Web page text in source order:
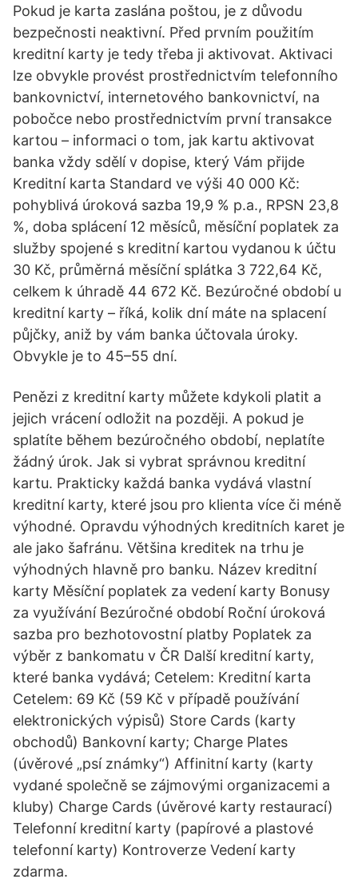
Pokud je karta zaslána poštou, je z důvodu
bezpečnosti neaktivní. Před prvním použitím
kreditní karty je tedy třeba ji aktivovat. Aktivaci
lze obvykle provést prostřednictvím telefonního
bankovnictví, internetového bankovnictví, na
pobočce nebo prostřednictvím první transakce
kartou – informaci o tom, jak kartu aktivovat
banka vždy sdělí v dopise, který Vám přijde
Kreditní karta Standard ve výši 40 000 Kč:
pohyblivá úroková sazba 19,9 % p.a., RPSN 23,8
%, doba splácení 12 měsíců, měsíční poplatek za
služby spojené s kreditní kartou vydanou k účtu
30 Kč, průměrná měsíční splátka 3 722,64 Kč,
celkem k úhradě 44 672 Kč. Bezúročné období u
kreditní karty – říká, kolik dní máte na splacení
půjčky, aniž by vám banka účtovala úroky.
Obvykle je to 45–55 dní.
Penězi z kreditní karty můžete kdykoli platit a
jejich vrácení odložit na později. A pokud je
splatíte během bezúročného období, neplatíte
žádný úrok. Jak si vybrat správnou kreditní
kartu. Prakticky každá banka vydává vlastní
kreditní karty, které jsou pro klienta více či méně
výhodné. Opravdu výhodných kreditních karet je
ale jako šafránu. Většina kreditek na trhu je
výhodných hlavně pro banku. Název kreditní
karty Měsíční poplatek za vedení karty Bonusy
za využívání Bezúročné období Roční úroková
sazba pro bezhotovostní platby Poplatek za
výběr z bankomatu v ČR Další kreditní karty,
které banka vydává; Cetelem: Kreditní karta
Cetelem: 69 Kč (59 Kč v případě používání
elektronických výpisů) Store Cards (karty
obchodů) Bankovní karty; Charge Plates
(úvěrové „psí známky“) Affinitní karty (karty
vydané společně se zájmovými organizacemi a
kluby) Charge Cards (úvěrové karty restaurací)
Telefonní kreditní karty (papírové a plastové
telefonní karty) Kontroverze Vedení karty
zdarma.